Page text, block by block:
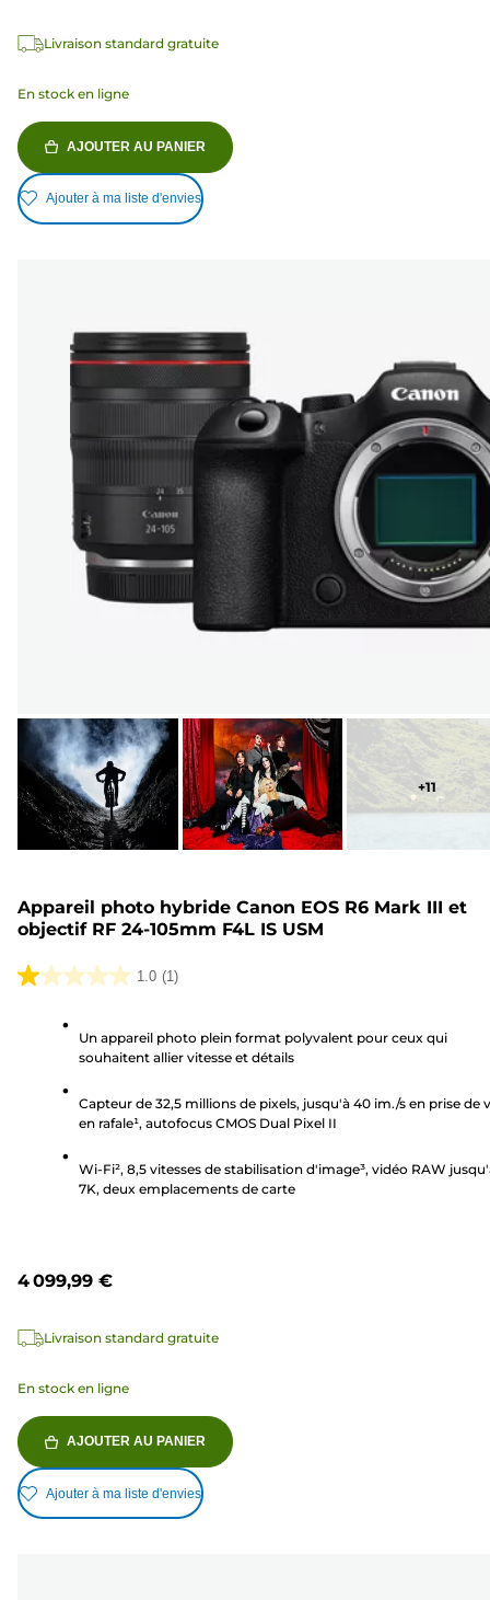
Livraison standard gratuite
En stock en ligne
AJOUTER AU PANIER
Ajouter à ma liste d'envies
+11
Appareil photo hybride Canon EOS R6 Mark III et
objectif RF 24-105mm F4L IS USM
1.0 (1)
1.0
étoiles.
Un appareil photo plein format polyvalent pour ceux qui
souhaitent allier vitesse et détails
Capteur de 32,5 millions de pixels, jusqu'à 40 im./s en prise de
en rafale¹, autofocus CMOS Dual Pixel II
Wi-Fi², 8,5 vitesses de stabilisation d'image³, vidéo RAW
7K, deux emplacements de carte
4 099,99 €
Livraison standard gratuite
En stock en ligne
AJOUTER AU PANIER
Ajouter à ma liste d'envies